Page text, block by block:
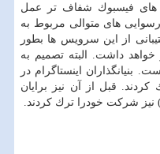
فیسبوك شفاف تر عمل
های متوالی مربوط به
از این سرویس ها بطور
داشت. البته تصمیم به
بنیانگذاران اینستاگرام در
ترك كردند. قبل از آن نیز برایان
شركت خودرا ترك كردند.